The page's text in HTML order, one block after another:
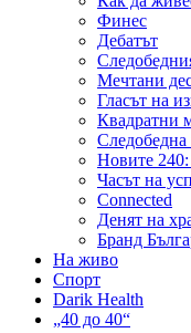
Финес
Дебатът
Мечтани
Гласът на
Квадратни
Следобедна
Новите
Часът на
Connected
Денят на
Бранд
На живо
Спорт
Darik Health
„40 до 40“